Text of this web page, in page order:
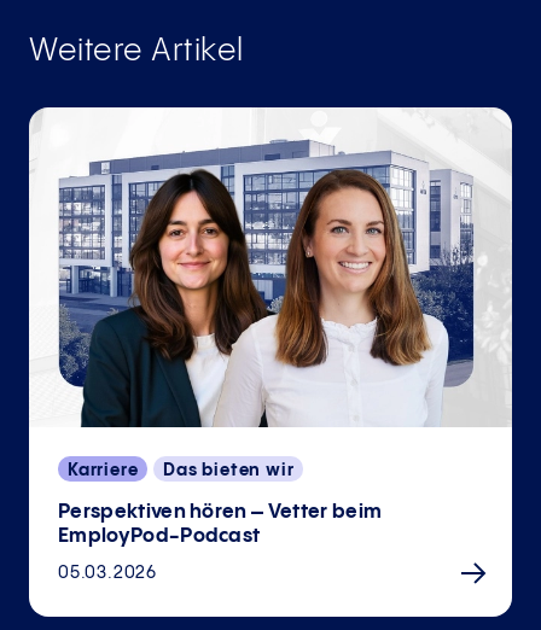
Weitere Artikel
Karriere Das bieten wir
Perspektiven hören – Vetter beim
EmployPod-Podcast
05.03.2026